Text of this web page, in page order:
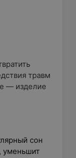
травм
— изделие
сон
уменьшит